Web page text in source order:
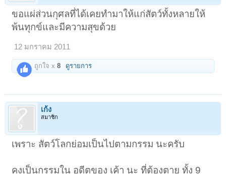
ขอแผ่ส่วนกุศลที่ได้เคยทำมาให้แก่สัตว์ทั้งหลายให้
พ้นทุกข์และมีความสุขด้วย
12 มกราคม 2011
ถูกใจ x8 ดูรายการ
เก้ง
สมาชิก
เพราะ สัตว์โลกย่อมเป็นไปตามกรรม นะครับ
คงเป็นกรรมใน อดีตของ เค้า นะ ที่ต้องตาย ทั้ง 9